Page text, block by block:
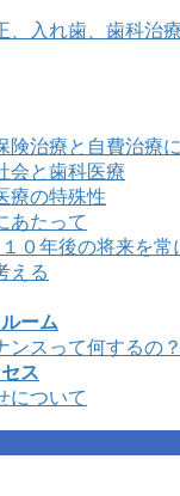
険治療と自費治療
会と歯科医療
療の特殊性
あたって
１０年後の将来を
える
ーム
ンスって何するの？
ス
について